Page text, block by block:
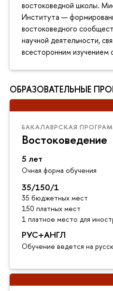
востоковедной школы.
Института —
востоковедного
научной деятельности,
всесторонним изучением
ОБРАЗОВАТЕЛЬНЫЕ
БАКАЛАВРСКАЯ
Востоковедение
5 лет
Очная форма обучения
35/150/1
35 бюджетных мест
150 платных мест
1 платное место для
РУС+АНГЛ
Обучение ведется на